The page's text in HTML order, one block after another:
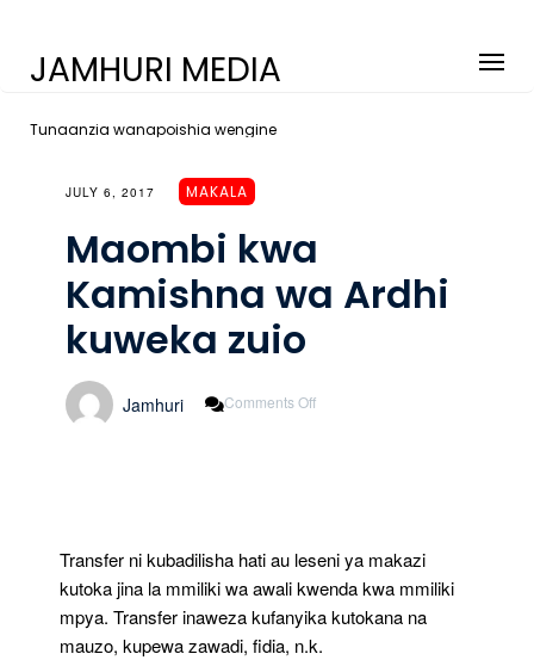
JAMHURI MEDIA
Tunaanzia wanapoishia wengine
JULY 6, 2017 MAKALA
Maombi kwa
Kamishna wa Ardhi
kuweka zuio
Jamhuri Comments Off
Zuio
Transfer ni kubadilisha hati au leseni ya makazi
kutoka jina la mmiliki wa awali kwenda kwa mmiliki
mpya. Transfer inaweza kufanyika kutokana na
mauzo, kupewa zawadi, fidia, n.k.